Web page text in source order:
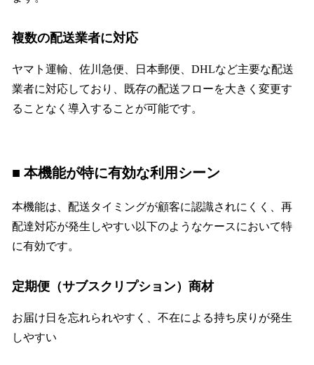
複数の配送業者に対応
ヤマト運輸、佐川急便、日本郵便、DHLなど主要な配送
業者に対応しており、既存の配送フローを大きく変更す
ることなく導入することが可能です。
■ 本機能が特に有効な利用シーン
本機能は、配送タイミングが顧客に認識されにくく、再
配達対応が発生しやすい以下のようなケースにおいて特
に有効です。
定期便（サブスクリプション）商材
お届け日を忘れられやすく、不在による持ち戻りが発生
しやすい